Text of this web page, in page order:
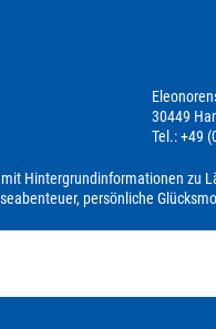
30449
Tel.: +49
Hintergrundinformationen zu
persönliche